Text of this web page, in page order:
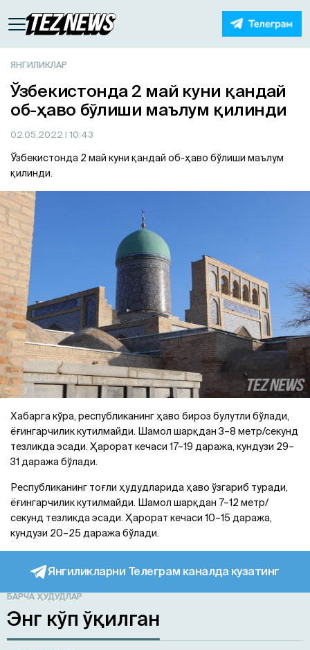
ЯНГИЛИКЛАР
Ўзбекистонда 2 май куни қандай
об-ҳаво бўлиши маълум қилинди
02.05.2022 | 10:43
Ўзбекистонда 2 май куни қандай об-ҳаво бўлиши маълум
қилинди.
Хабарга кўра, республиканинг ҳаво бироз булутли бўлади,
ёғингарчилик кутилмайди. Шамол шарқдан 3–8 метр/секунд
тезликда эсади. Ҳарорат кечаси 17–19 даража, кундузи 29–
31 даража бўлади.
Республиканинг тоғли ҳудудларида ҳаво ўзгариб туради,
ёғингарчилик кутилмайди. Шамол шарқдан 7–12 метр/
секунд тезликда эсади. Ҳарорат кечаси 10–15 даража,
кундузи 20–25 даража бўлади.
Янгиликларни Телеграм каналда кузатинг
БАРЧА ҲУДУДЛАР
Энг кўп ўқилган